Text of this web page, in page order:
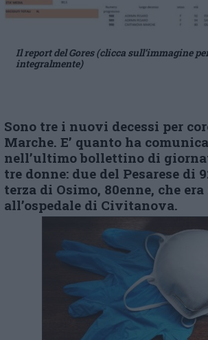
Il report del Gores (clicca sull’immagine
integralmente)
Sono tre i nuovi decessi per
Marche. E’ quanto ha
nell’ultimo bollettino di
tre donne: due del Pesarese di
terza di Osimo, 80enne, che
all’ospedale di Civitanova.